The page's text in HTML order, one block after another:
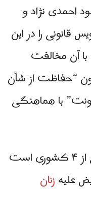
احمدی نژاد و
را در این
با آن مخالفت
“حفاظت از شأن
با هماهنگی
لازم به ذکر است که ایران یکی از ۴ کشوری است
علیهزنان